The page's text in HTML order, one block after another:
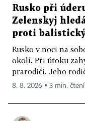
Rusko při
Zelenskyj
proti
Rusko v noci na
okolí. Při útoku
prarodiči. Jeho
8. 8. 2026 ▪ 3 min. čtení